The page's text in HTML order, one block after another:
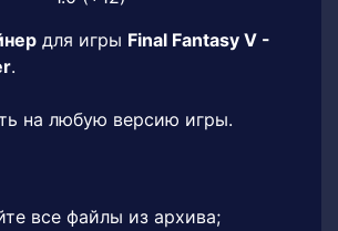
для игры Final Fantasy V -
.
на любую версию игры.
все файлы из архива;